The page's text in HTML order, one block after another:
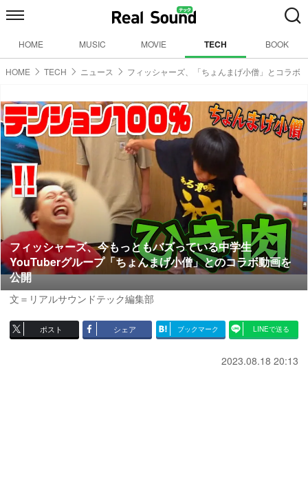
HOME MUSIC MOVIE TECH BOOK
HOME TECH ニュース フィッシャーズ、「ちょんまげ小僧」とコラボ
フィッシャーズ、今もっともバズっている中学生
YouTuberグループ「ちょんまげ小僧」とのコラボ動画を
公開
文＝リアルサウンドテック編集部
ポスト シェア ブックマーク LINEで送る
2023.08.18 20:13